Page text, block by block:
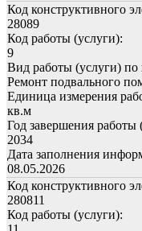
Код конструктивного
28089
Код работы (услуги):
9
Вид работы (услуги) по
Ремонт подвального
Единица измерения
кв.м
Год завершения работы
2034
Дата заполнения
08.05.2026
Код конструктивного
280811
Код работы (услуги):